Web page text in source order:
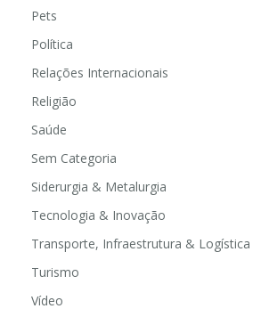
Pets
Política
Relações Internacionais
Religião
Saúde
Sem Categoria
Siderurgia & Metalurgia
Tecnologia & Inovação
Transporte, Infraestrutura & Logística
Turismo
Vídeo